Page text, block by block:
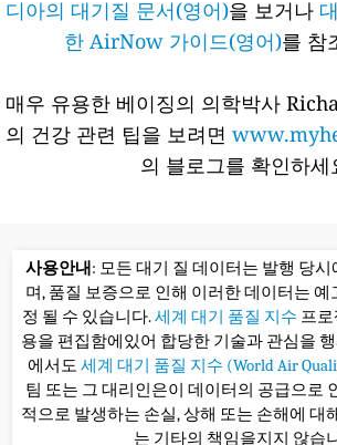
디아의 대기질 문서(영어)을 보거나
한 AirNow 가이드(영어)를 참
매우 유용한 베이징의 의학박사
의 건강 관련 팁을 보려면
의 블로그를 확인하세
사용안내: 모든 대기 질 데이터는 발행 당
며, 품질 보증으로 인해 이러한 데이터는
정 될 수 있습니다.세계 대기 품질 지수 프
용을 편집함에있어 합당한 기술과 관심을
에서도 세계 대기 품질 지수 (World Air
팀 또는 그 대리인은이 데이터의 공급으로
적으로 발생하는 손실, 상해 또는 손해에 대
는 기타의 책임을지지 않습